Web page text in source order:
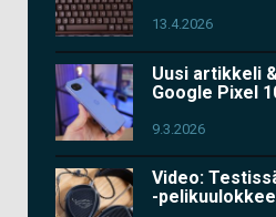
13.4.2026
Uusi artikkeli
Google Pixel
9.3.2026
Video:
-